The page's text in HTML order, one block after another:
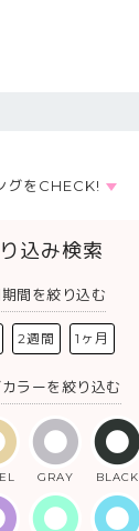
グをCHECK!
込み検索
間を絞り込む
2週間 1ヶ月
カラーを絞り込む
GRAY BLACK